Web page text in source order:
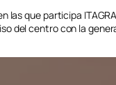
que participa
del centro con la